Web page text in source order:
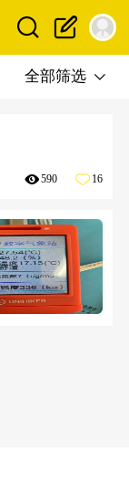
全部筛选
590 16